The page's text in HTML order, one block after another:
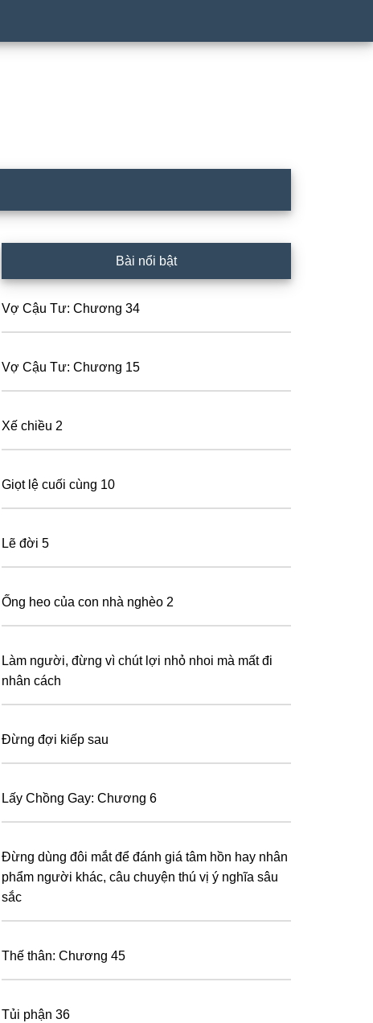
Sidebar
Bài nổi bật
Vợ Cậu Tư: Chương 34
Vợ Cậu Tư: Chương 15
Xế chiều 2
Giọt lệ cuối cùng 10
Lẽ đời 5
Ống heo của con nhà nghèo 2
Làm nɡườі, đừnɡ ᴠì сhút lợі nhỏ nhоі mà mất đі
nhân сáсh
Đừng đợi kiếp sau
Lấy Chồng Gay: Chương 6
Đừng dùng đôi mắt để đánh giá tâm hồn hay nhân
phẩm người khác, câu chuyện thú vị ý nghĩa sâu
sắc
Thế thân: Chương 45
Tủi phận 36